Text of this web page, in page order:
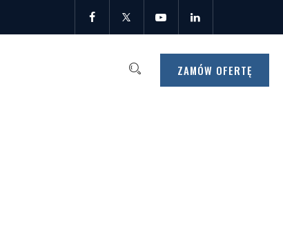
ZAMÓW OFERTĘ